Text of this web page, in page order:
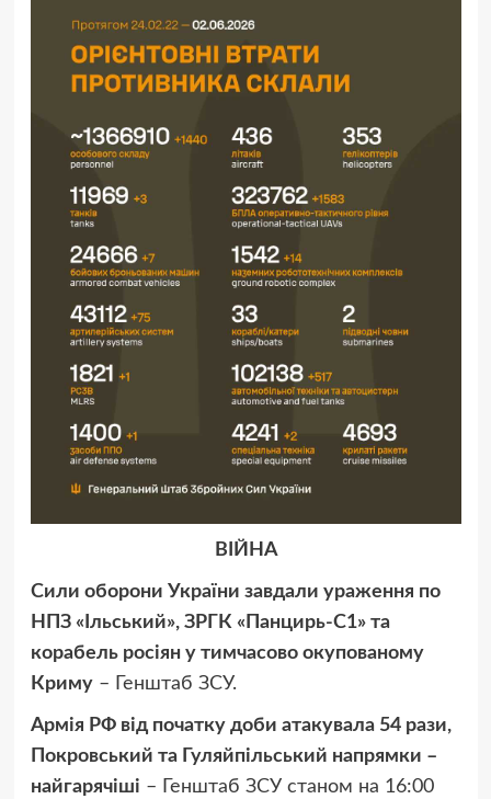
ВІЙНА
Сили оборони України завдали ураження по
НПЗ «Ільський», ЗРГК «Панцирь-С1» та
корабель росіян у тимчасово окупованому
Криму– Генштаб ЗСУ.
Армія РФ від початку доби атакувала 54 рази,
Покровський та Гуляйпільський напрямки –
найгарячіші – Генштаб ЗСУ станом на 16:00